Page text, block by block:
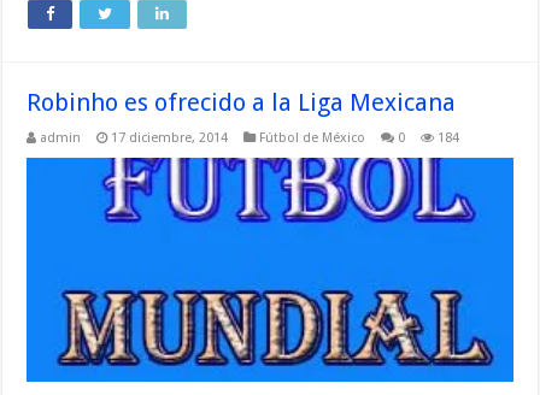
Robinho es ofrecido a la Liga Mexicana
admin 17 diciembre, 2014 Fútbol de México 0 184